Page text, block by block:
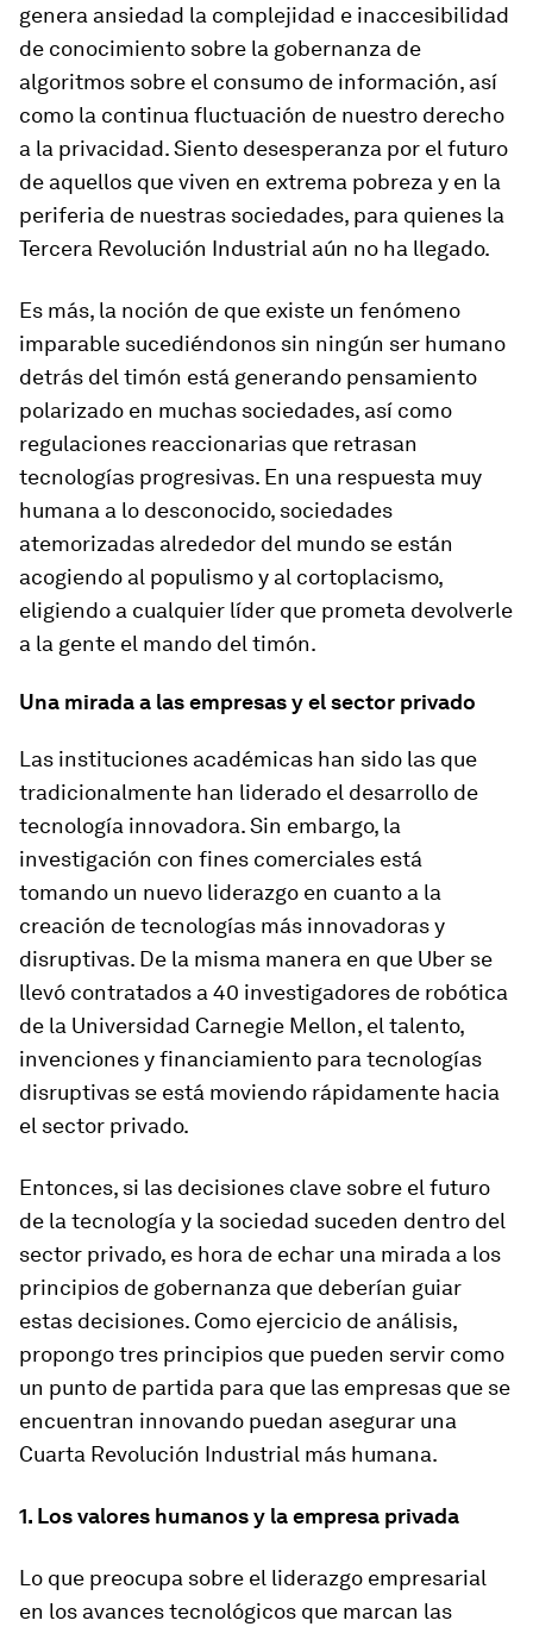
genera ansiedad la complejidad e inaccesibilidad
de conocimiento sobre la gobernanza de
algoritmos sobre el consumo de información, así
como la continua fluctuación de nuestro derecho
a la privacidad. Siento desesperanza por el futuro
de aquellos que viven en extrema pobreza y en la
periferia de nuestras sociedades, para quienes la
Tercera Revolución Industrial aún no ha llegado.
Es más, la noción de que existe un fenómeno
imparable sucediéndonos sin ningún ser humano
detrás del timón está generando pensamiento
polarizado en muchas sociedades, así como
regulaciones reaccionarias que retrasan
tecnologías progresivas. En una respuesta muy
humana a lo desconocido, sociedades
atemorizadas alrededor del mundo se están
acogiendo al populismo y al cortoplacismo,
eligiendo a cualquier líder que prometa devolverle
a la gente el mando del timón.
Una mirada a las empresas y el sector privado
Las instituciones académicas han sido las que
tradicionalmente han liderado el desarrollo de
tecnología innovadora. Sin embargo, la
investigación con fines comerciales está
tomando un nuevo liderazgo en cuanto a la
creación de tecnologías más innovadoras y
disruptivas. De la misma manera en que Uber se
llevó contratados a 40 investigadores de robótica
de la Universidad Carnegie Mellon, el talento,
invenciones y financiamiento para tecnologías
disruptivas se está moviendo rápidamente hacia
el sector privado.
Entonces, si las decisiones clave sobre el futuro
de la tecnología y la sociedad suceden dentro del
sector privado, es hora de echar una mirada a los
principios de gobernanza que deberían guiar
estas decisiones. Como ejercicio de análisis,
propongo tres principios que pueden servir como
un punto de partida para que las empresas que se
encuentran innovando puedan asegurar una
Cuarta Revolución Industrial más humana.
1. Los valores humanos y la empresa privada
Lo que preocupa sobre el liderazgo empresarial
en los avances tecnológicos que marcan las